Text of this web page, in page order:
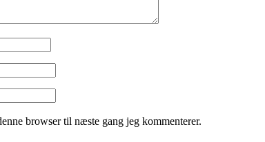
browser til næste gang jeg kommenterer.